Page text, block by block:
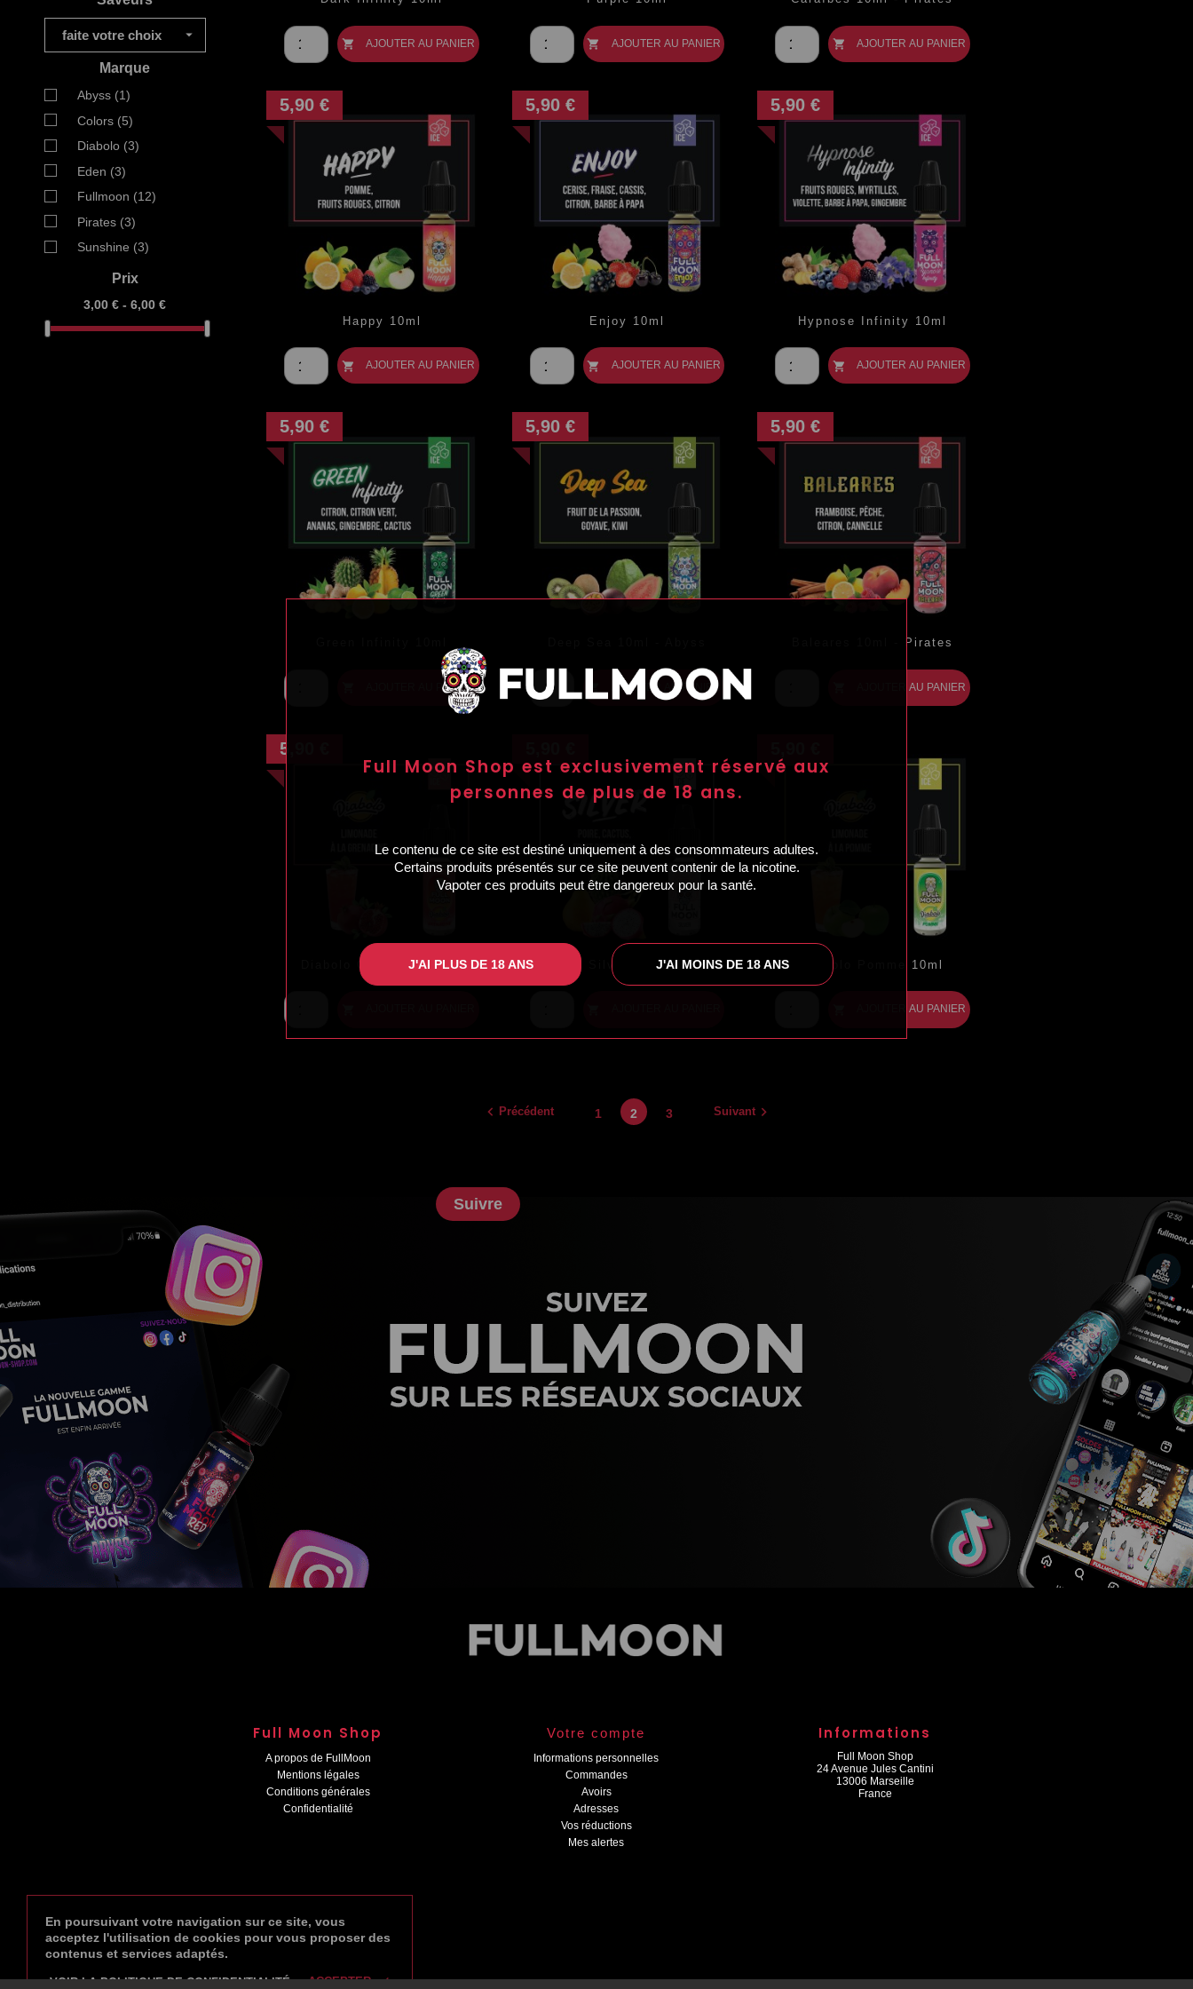
Full Moon Shop est exclusivement réservé aux
personnes de plus de 18 ans.
Le contenu de ce site est destiné uniquement à des consommateurs adultes.
Certains produits présentés sur ce site peuvent contenir de la nicotine.
Vapoter ces produits peut être dangereux pour la santé.
J'AI PLUS DE 18 ANS J'AI MOINS DE 18 ANS
En poursuivant votre navigation sur ce site, vous
acceptez l'utilisation de cookies pour vous proposer des
contenus et services adaptés.
VOIR LA POLITIQUE DE CONFIDENTIALITÉ ACCEPTER done
faite votre choix 
Marque
Abyss (1)
Colors (5)
Diabolo (3)
Eden (3)
Fullmoon (12)
Pirates (3)
Sunshine (3)
Prix
3,00 € - 6,00 €
Prix
 AJOUTER AU PANIER
Prix
 AJOUTER AU PANIER
Prix
 AJOUTER AU PANIER
Happy 10ml
Prix
5,90 €
 AJOUTER AU PANIER
Enjoy 10ml
Prix
5,90 €
 AJOUTER AU PANIER
Hypnose Infinity 10ml
Prix
5,90 €
 AJOUTER AU PANIER
5,90 €
AJOUTER AU PANIER
Prix
5,90 €
AJOUTER AU PANIER
Baleares 10ml - Pirates
5,90 €
AJOUTER AU PANIER
Diabolo Grenadine 10ml
5,90 €
Silver 10ml
Prix
Diabolo Pomme 10ml
Prix
AJOUTER AU PANIER
 Précédent 1 2 3 Suivant
Suivre
Full Moon Shop
A propos de FullMoon
Mentions légales
Conditions générales
Confidentialité
Votre compte
Informations personnelles
Commandes
Avoirs
Adresses
Vos réductions
Mes alertes
Informations
Full Moon Shop
24 Avenue Jules Cantini
13006 Marseille
France